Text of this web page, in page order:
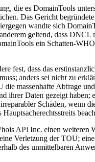
die es DomainTools
Das Gericht
wandte sich
geltend, dass DNCL
ein Schatten-
fest, dass das
anders sei nicht zu
massenhafte Abfrage
ihrer Daten gezeigt haben;
Schäden, wenn
API Inc. einen weiteren
Verletzung der TOU;
des unmittelbaren